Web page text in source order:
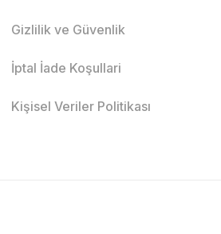
Gizlilik ve Güvenlik
İptal İade Koşullari
Kişisel Veriler Politikası